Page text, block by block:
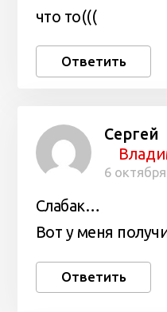
что то(((
Ответить
Сергей
6
Слабак…
Вот у меня
Ответить